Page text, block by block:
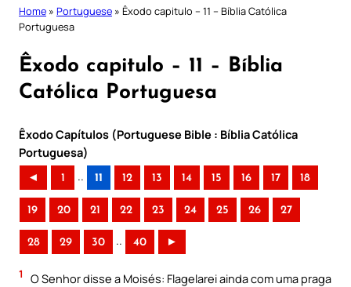
Home » Portuguese » Êxodo capitulo – 11 – Bíblia Católica
Portuguesa
Êxodo capitulo – 11 – Bíblia
Católica Portuguesa
Êxodo Capítulos (Portuguese Bible : Bíblia Católica
Portuguesa)
◄ 1 .. 11 12 13 14 15 16 17 18
19 20 21 22 23 24 25 26 27
28 29 30 .. 40 ►
1
O Senhor disse a Moisés: Flagelarei ainda com uma praga